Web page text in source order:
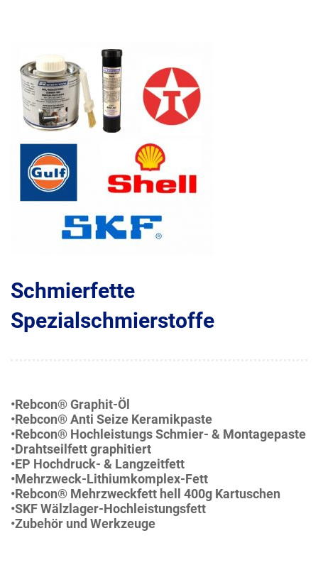
Schmierfette
Spezialschmierstoffe
•Rebcon® Graphit-Öl
•Rebcon® Anti Seize Keramikpaste
•Rebcon® Hochleistungs Schmier- & Montagepaste
•Drahtseilfett graphitiert
•EP Hochdruck- & Langzeitfett
•Mehrzweck-Lithiumkomplex-Fett
•Rebcon® Mehrzweckfett hell 400g Kartuschen
•SKF Wälzlager-Hochleistungsfett
•Zubehör und Werkzeuge